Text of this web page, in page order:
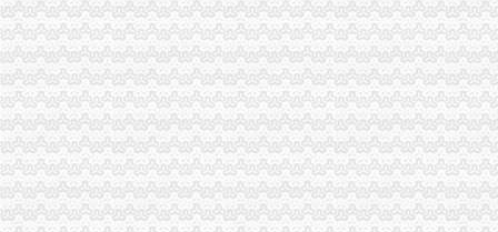
海南海：国海证券股份有限公司关于公司控股子公司使用部分闲置募
重庆天地公司2017新招聘信息_电话_地址-58企业名录
下周别提示-股票频道-和讯网
重庆市山丹生物农有限公司永川销售分公司_【信用信息_诉讼信息_
银行惜贷加剧困境万科领衔抄底中小开发商_网易财经
购房买到“宅”法院判双方合同撤销_房产重庆站_腾讯网
两路口公司注销
【广安公司注册_广安公司注册代理/费用】-广安百姓网
公交临时撤销两路口站--搜狐新闻
重庆2017年两路口质量员考试报名重庆2017年_志趣网